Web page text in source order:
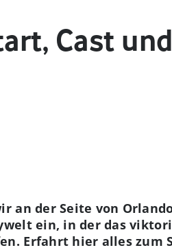
Cast
an der Seite von
ein, in der das
Erfahrt hier alles zum